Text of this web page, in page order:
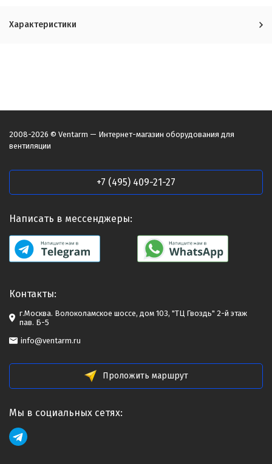
Характеристики
2008-2026 © Ventarm — Интернет-магазин оборудования для
вентиляции
+7 (495) 409-21-27
Написать в мессенджеры:
Контакты:
г.Москва. Волоколамское шоссе, дом 103, "ТЦ Гвоздь" 2-й этаж
пав. Б-5
info@ventarm.ru
Проложить маршрут
Мы в социальных сетях: